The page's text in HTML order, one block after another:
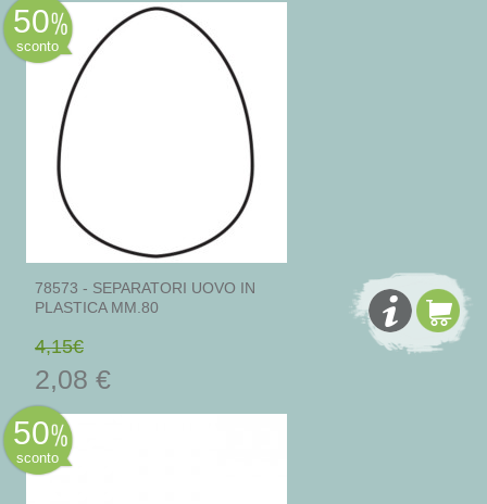
50
sconto
78573 - SEPARATORI UOVO IN
PLASTICA MM.80
4,15€
2,08 €
50
sconto